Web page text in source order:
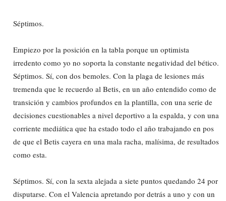
Séptimos.
Empiezo por la posición en la tabla porque un optimista
irredento como yo no soporta la constante negatividad del bético.
Séptimos. Sí, con dos bemoles. Con la plaga de lesiones más
tremenda que le recuerdo al Betis, en un año entendido como de
transición y cambios profundos en la plantilla, con una serie de
decisiones cuestionables a nivel deportivo a la espalda, y con una
corriente mediática que ha estado todo el año trabajando en pos
de que el Betis cayera en una mala racha, malísima, de resultados
como esta.
Séptimos. Sí, con la sexta alejada a siete puntos quedando 24 por
disputarse. Con el Valencia apretando por detrás a uno y con un